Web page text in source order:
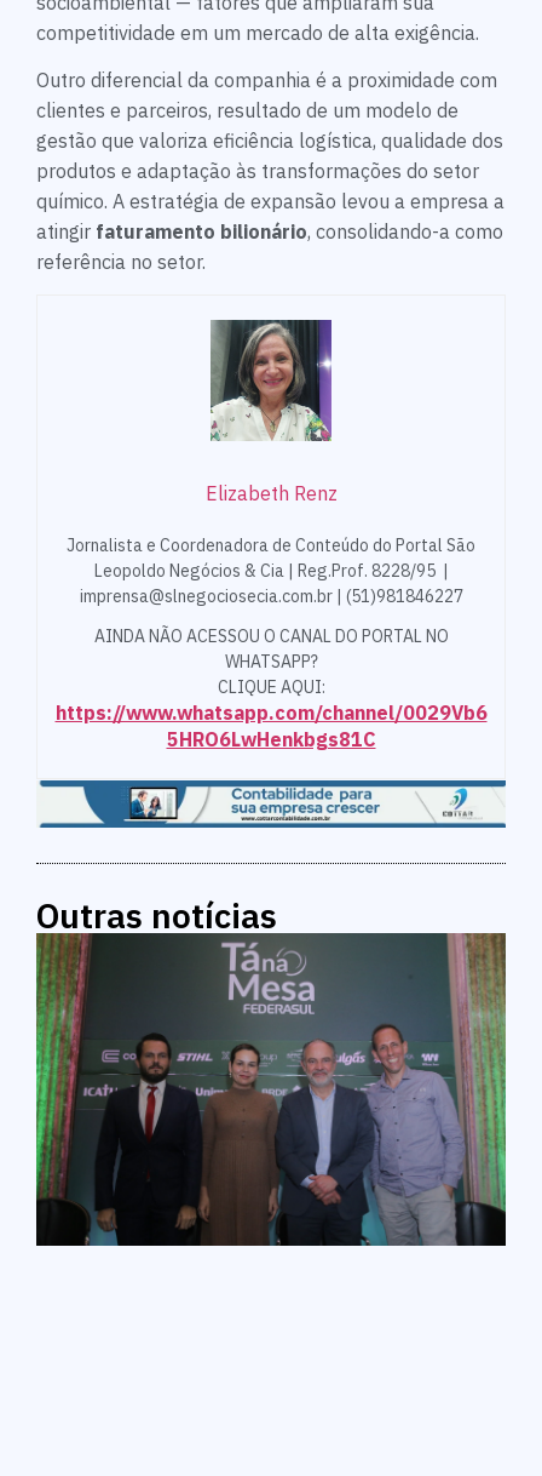
competitividade em um mercado de alta exigência.
Outro diferencial da companhia é a proximidade com
clientes e parceiros, resultado de um modelo de
gestão que valoriza eficiência logística, qualidade dos
produtos e adaptação às transformações do setor
químico. A estratégia de expansão levou a empresa a
atingir faturamento bilionário, consolidando-a como
referência no setor.
Elizabeth Renz
Jornalista e Coordenadora de Conteúdo do Portal São
Leopoldo Negócios & Cia | Reg.Prof. 8228/95 |
imprensa@slnegociosecia.com.br | (51)981846227
AINDA NÃO ACESSOU O CANAL DO PORTAL NO
WHATSAPP?
CLIQUE AQUI:
https://www.whatsapp.com/channel/0029Vb6
5HRO6LwHenkbgs81C
Outras notícias